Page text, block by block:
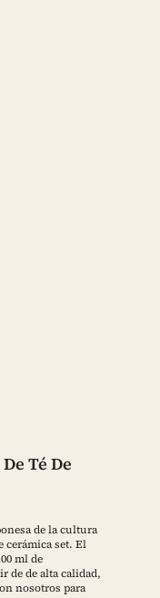
Té De
de la cultura
cerámica set. El
ml de
de de alta calidad,
nosotros para